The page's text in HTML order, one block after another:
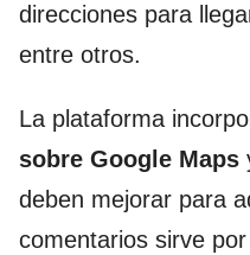
direcciones para
entre otros.
La plataforma
sobre Google Maps
deben mejorar para
comentarios sirve